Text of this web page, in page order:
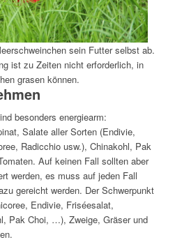
sein Futter selbst ab.
ist zu Zeiten nicht erforderlich, in
grasen können.
besonders energiearm:
Salate aller Sorten (Endivie,
Radicchio usw.), Chinakohl, Pak
Auf keinen Fall sollten aber
werden, es muss auf jeden Fall
gereicht werden. Der Schwerpunkt
Endivie, Friséesalat,
Pak Choi, …), Zweige, Gräser und